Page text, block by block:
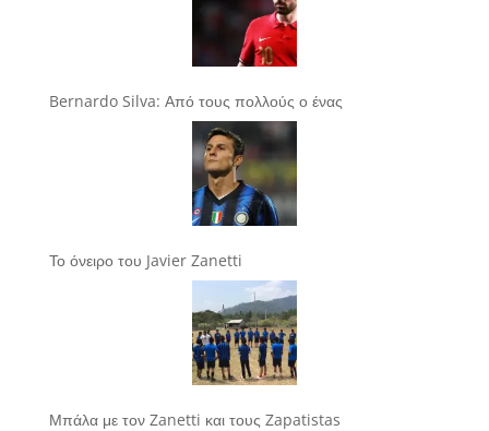
Bernardo Silva: Από τους πολλούς ο ένας
Το όνειρο του Javier Zanetti
Μπάλα με τον Zanetti και τους Zapatistas